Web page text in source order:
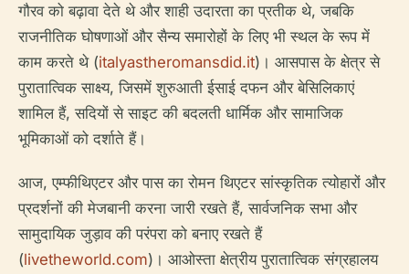
गौरव को बढ़ावा देते थे और शाही उदारता का प्रतीक थे, जबकि
राजनीतिक घोषणाओं और सैन्य समारोहों के लिए भी स्थल के रूप में
काम करते थे (italyastheromansdid.it)। आसपास के क्षेत्र से
पुरातात्विक साक्ष्य, जिसमें शुरुआती ईसाई दफन और बेसिलिकाएं
शामिल हैं, सदियों से साइट की बदलती धार्मिक और सामाजिक
भूमिकाओं को दर्शाते हैं।
आज, एम्फीथिएटर और पास का रोमन थिएटर सांस्कृतिक त्योहारों और
प्रदर्शनों की मेजबानी करना जारी रखते हैं, सार्वजनिक सभा और
सामुदायिक जुड़ाव की परंपरा को बनाए रखते हैं
(livetheworld.com)। आओस्ता क्षेत्रीय पुरातात्विक संग्रहालय